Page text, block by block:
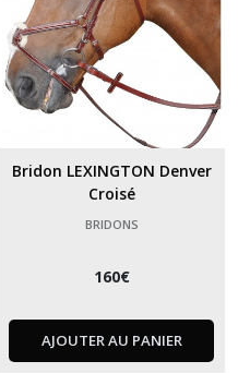
Bridon LEXINGTON Denver
Croisé
BRIDONS
160€
AJOUTER AU PANIER